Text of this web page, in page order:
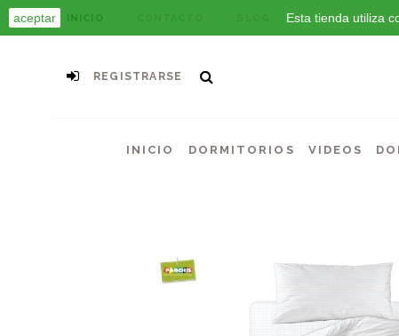
aceptar Esta tienda utiliza
INICIO
REGISTRARSE
INICIO DORMITORIOS VIDEOS